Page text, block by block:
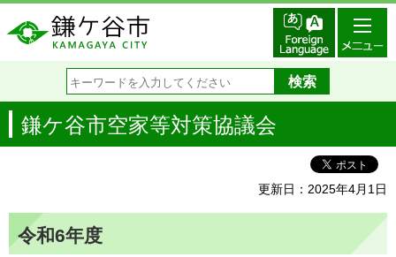
鎌ケ谷市空家等対策協議会
更新日：2025年4月1日
令和6年度